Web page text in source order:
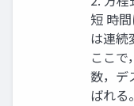
短 時
は連
ここで
数，
ばれる。